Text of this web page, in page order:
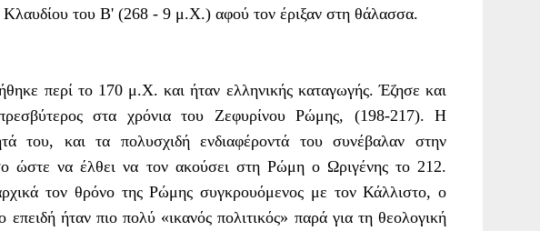
Κλαυδίου του Β' (268 - 9 μ.Χ.) αφού τον έριξαν στη θάλασσα.
περί το 170 μ.Χ. και ήταν ελληνικής καταγωγής. Έζησε και
στα χρόνια του Ζεφυρίνου Ρώμης, (198-217). Η
του, και τα πολυσχιδή ενδιαφέροντά του συνέβαλαν στην
ώστε να έλθει να τον ακούσει στη Ρώμη ο Ωριγένης το 212.
τον θρόνο της Ρώμης συγκρουόμενος με τον Κάλλιστο, ο
επειδή ήταν πιο πολύ «ικανός πολιτικός» παρά για τη θεολογική